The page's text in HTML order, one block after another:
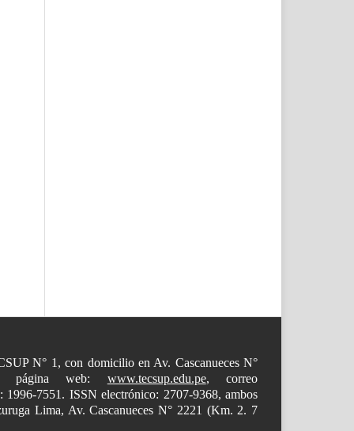
N° 1, con domicilio en Av. Cascanueces N°
página web: www.tecsup.edu.pe, correo
7551. ISSN electrónico: 2707-9368, ambos
Lima, Av. Cascanueces N° 2221 (Km. 2. 7